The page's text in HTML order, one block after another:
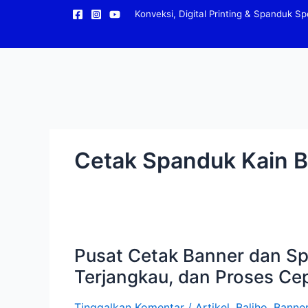
Konveksi, Digital Printing & Spanduk
Cetak Spanduk Kain
Pusat Cetak Banner dan
Terjangkau, dan Proses
Banner
dan
Spanduk
Caleg
di